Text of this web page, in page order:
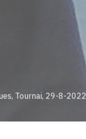
Tournai, 29-8-2022